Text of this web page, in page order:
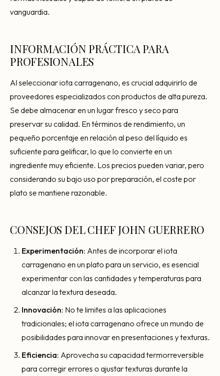
vanguardia.
INFORMACIÓN PRÁCTICA PARA
PROFESIONALES
Al seleccionar iota carragenano, es crucial adquirirlo de
proveedores especializados con productos de alta pureza.
Se debe almacenar en un lugar fresco y seco para
preservar su calidad. En términos de rendimiento, un
pequeño porcentaje en relación al peso del líquido es
suficiente para gelificar, lo que lo convierte en un
ingrediente muy eficiente. Los precios pueden variar, pero
considerando su bajo uso por preparación, el coste por
plato se mantiene razonable.
CONSEJOS DEL CHEF JOHN GUERRERO
Experimentación: Antes de incorporar el iota
carragenano en un plato para un servicio, es esencial
experimentar con las cantidades y temperaturas para
alcanzar la textura deseada.
Innovación: No te limites a las aplicaciones
tradicionales; el iota carragenano ofrece un mundo de
posibilidades para innovar en presentaciones y texturas.
Eficiencia: Aprovecha su capacidad termorreversible
para corregir errores o ajustar texturas durante la